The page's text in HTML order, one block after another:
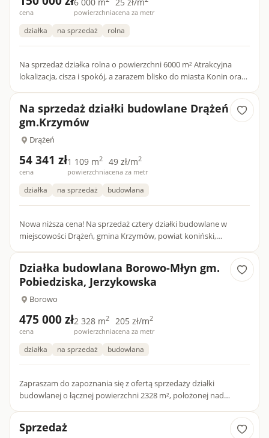
cena powierzchniacena za metr
działka na sprzedaż rolna
Na sprzedaż działka rolna o powierzchni 6000 m² Atrakcyjna
lokalizacja, cisza i spokój, a zarazem blisko do miasta Konin oraz
Na sprzedaż działki budowlane Drążeń
gm.Krzymów
Drążeń
54 341 zł
cena
1 109 m2
powierzchnia
49 zł/m2
cena za metr
działka na sprzedaż budowlana
Nowa niższa cena! Na sprzedaż cztery działki budowlane w
miejscowości Drążeń, gmina Krzymów, powiat koniński,
Działka budowlana Borowo-Młyn gm.
Pobiedziska, Jerzykowska
Borowo
475 000 zł
cena
2 328 m2
powierzchnia
205 zł/m2
cena za metr
działka na sprzedaż budowlana
Zapraszam do zapoznania się z ofertą sprzedaży działki
budowlanej o łącznej powierzchni 2328 m², położonej nad
Sprzedaż